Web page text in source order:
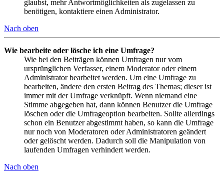
glaubst, mehr Antwortmöglichkeiten als zugelassen zu
benötigen, kontaktiere einen Administrator.
Nach oben
Wie bearbeite oder lösche ich eine Umfrage?
Wie bei den Beiträgen können Umfragen nur vom
ursprünglichen Verfasser, einem Moderator oder einem
Administrator bearbeitet werden. Um eine Umfrage zu
bearbeiten, ändere den ersten Beitrag des Themas; dieser ist
immer mit der Umfrage verknüpft. Wenn niemand eine
Stimme abgegeben hat, dann können Benutzer die Umfrage
löschen oder die Umfrageoption bearbeiten. Sollte allerdings
schon ein Benutzer abgestimmt haben, so kann die Umfrage
nur noch von Moderatoren oder Administratoren geändert
oder gelöscht werden. Dadurch soll die Manipulation von
laufenden Umfragen verhindert werden.
Nach oben